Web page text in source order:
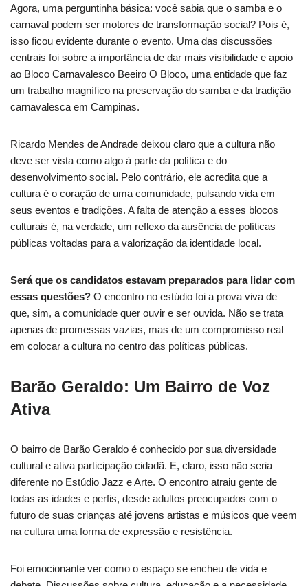
Agora, uma perguntinha básica: você sabia que o samba e o
carnaval podem ser motores de transformação social? Pois é,
isso ficou evidente durante o evento. Uma das discussões
centrais foi sobre a importância de dar mais visibilidade e apoio
ao Bloco Carnavalesco Beeiro O Bloco, uma entidade que faz
um trabalho magnífico na preservação do samba e da tradição
carnavalesca em Campinas.
Ricardo Mendes de Andrade deixou claro que a cultura não
deve ser vista como algo à parte da política e do
desenvolvimento social. Pelo contrário, ele acredita que a
cultura é o coração de uma comunidade, pulsando vida em
seus eventos e tradições. A falta de atenção a esses blocos
culturais é, na verdade, um reflexo da ausência de políticas
públicas voltadas para a valorização da identidade local.
Será que os candidatos estavam preparados para lidar com
essas questões? O encontro no estúdio foi a prova viva de
que, sim, a comunidade quer ouvir e ser ouvida. Não se trata
apenas de promessas vazias, mas de um compromisso real
em colocar a cultura no centro das políticas públicas.
Barão Geraldo: Um Bairro de Voz
Ativa
O bairro de Barão Geraldo é conhecido por sua diversidade
cultural e ativa participação cidadã. E, claro, isso não seria
diferente no Estúdio Jazz e Arte. O encontro atraiu gente de
todas as idades e perfis, desde adultos preocupados com o
futuro de suas crianças até jovens artistas e músicos que veem
na cultura uma forma de expressão e resistência.
Foi emocionante ver como o espaço se encheu de vida e